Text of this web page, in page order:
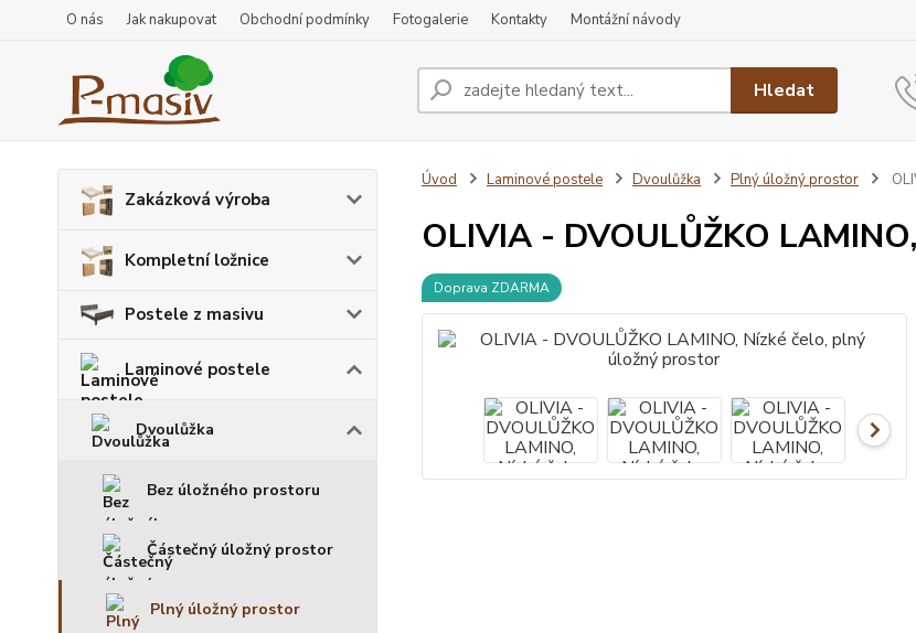
O nás Jak nakupovat Obchodní podmínky Fotogalerie Kontakty Montážní návody
Hledat
Zakázková výroba
Kompletní ložnice
Postele z masivu
Laminové postele
Dvoulůžka
Bez úložného prostoru
Částečný úložný prostor
Plný úložný prostor
Úvod Laminové postele Dvoulůžka Plný úložný prostor
OLIVIA - DVOULŮŽKO
Doprava ZDARMA